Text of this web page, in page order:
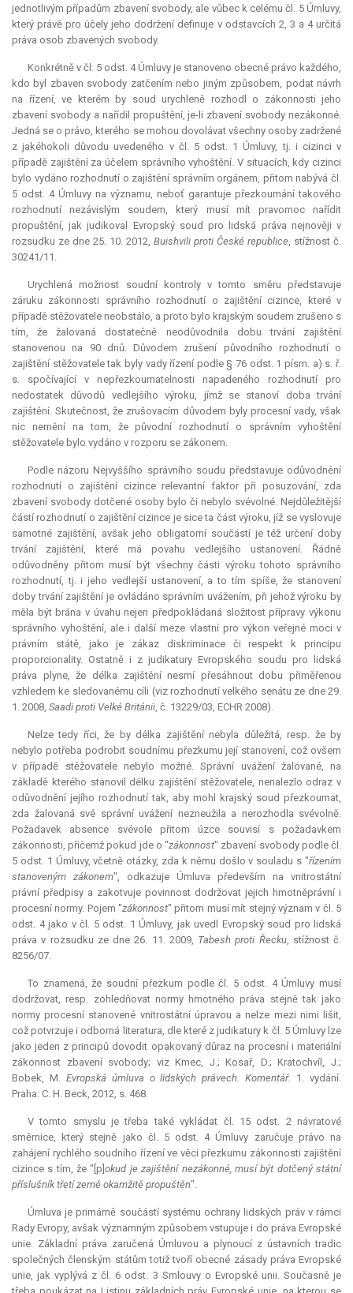
jednotlivým případům zbavení svobody, ale vůbec k celému čl. 5 Úmluvy,
který právě pro účely jeho dodržení definuje v odstavcích 2, 3 a 4 určitá
práva osob zbavených svobody.
Konkrétně v čl. 5 odst. 4 Úmluvy je stanoveno obecné právo každého,
kdo byl zbaven svobody zatčením nebo jiným způsobem, podat návrh
na řízení, ve kterém by soud urychleně rozhodl o zákonnosti jeho
zbavení svobody a nařídil propuštění, je-li zbavení svobody nezákonné.
Jedná se o právo, kterého se mohou dovolávat všechny osoby zadržené
z jakéhokoli důvodu uvedeného v čl. 5 odst. 1 Úmluvy, tj. i cizinci v
případě zajištění za účelem správního vyhoštění. V situacích, kdy cizinci
bylo vydáno rozhodnutí o zajištění správním orgánem, přitom nabývá čl.
5 odst. 4 Úmluvy na významu, neboť garantuje přezkoumání takového
rozhodnutí nezávislým soudem, který musí mít pravomoc nařídit
propuštění, jak judikoval Evropský soud pro lidská práva nejnověji v
rozsudku ze dne 25. 10. 2012, Buishvili proti České republice, stížnost č.
30241/11.
Urychlená možnost soudní kontroly v tomto směru představuje
záruku zákonnosti správního rozhodnutí o zajištění cizince, které v
případě stěžovatele neobstálo, a proto bylo krajským soudem zrušeno s
tím, že žalovaná dostatečně neodůvodnila dobu trvání zajištění
stanovenou na 90 dnů. Důvodem zrušení původního rozhodnutí o
zajištění stěžovatele tak byly vady řízení podle § 76 odst. 1 písm. a) s. ř.
s. spočívající v nepřezkoumatelnosti napadeného rozhodnutí pro
nedostatek důvodů vedlejšího výroku, jímž se stanoví doba trvání
zajištění. Skutečnost, že zrušovacím důvodem byly procesní vady, však
nic nemění na tom, že původní rozhodnutí o správním vyhoštění
stěžovatele bylo vydáno v rozporu se zákonem.
Podle názoru Nejvyššího správního soudu představuje odůvodnění
rozhodnutí o zajištění cizince relevantní faktor při posuzování, zda
zbavení svobody dotčené osoby bylo či nebylo svévolné. Nejdůležitější
částí rozhodnutí o zajištění cizince je sice ta část výroku, jíž se vyslovuje
samotné zajištění, avšak jeho obligatorní součástí je též určení doby
trvání zajištění, které má povahu vedlejšího ustanovení. Řádně
odůvodněny přitom musí být všechny části výroku tohoto správního
rozhodnutí, tj. i jeho vedlejší ustanovení, a to tím spíše, že stanovení
doby trvání zajištění je ovládáno správním uvážením, při jehož výroku by
měla být brána v úvahu nejen předpokládaná složitost přípravy výkonu
správního vyhoštění, ale i další meze vlastní pro výkon veřejné moci v
právním státě, jako je zákaz diskriminace či respekt k principu
proporcionality. Ostatně i z judikatury Evropského soudu pro lidská
práva plyne, že délka zajištění nesmí přesáhnout dobu přiměřenou
vzhledem ke sledovanému cíli (viz rozhodnutí velkého senátu ze dne 29.
1. 2008, Saadi proti Velké Británii, č. 13229/03, ECHR 2008).
Nelze tedy říci, že by délka zajištění nebyla důležitá, resp. že by
nebylo potřeba podrobit soudnímu přezkumu její stanovení, což ovšem
v případě stěžovatele nebylo možné. Správní uvážení žalované, na
základě kterého stanovil délku zajištění stěžovatele, nenalezlo odraz v
odůvodnění jejího rozhodnutí tak, aby mohl krajský soud přezkoumat,
zda žalovaná své správní uvážení nezneužila a nerozhodla svévolně.
Požadavek absence svévole přitom úzce souvisí s požadavkem
zákonnosti, přičemž pokud jde o "zákonnost" zbavení svobody podle čl.
5 odst. 1 Úmluvy, včetně otázky, zda k němu došlo v souladu s "řízením
stanoveným zákonem", odkazuje Úmluva především na vnitrostátní
právní předpisy a zakotvuje povinnost dodržovat jejich hmotněprávní i
procesní normy. Pojem "zákonnost" přitom musí mít stejný význam v čl. 5
odst. 4 jako v čl. 5 odst. 1 Úmluvy, jak uvedl Evropský soud pro lidská
práva v rozsudku ze dne 26. 11. 2009, Tabesh proti Řecku, stížnost č.
8256/07.
To znamená, že soudní přezkum podle čl. 5 odst. 4 Úmluvy musí
dodržovat, resp. zohledňovat normy hmotného práva stejně tak jako
normy procesní stanovené vnitrostátní úpravou a nelze mezi nimi lišit,
což potvrzuje i odborná literatura, dle které z judikatury k čl. 5 Úmluvy lze
jako jeden z principů dovodit opakovaný důraz na procesní i materiální
zákonnost zbavení svobody; viz Kmec, J.; Kosař, D.; Kratochvíl, J.;
Bobek, M. Evropská úmluva o lidských právech. Komentář. 1. vydání.
Praha: C. H. Beck, 2012, s. 468.
V tomto smyslu je třeba také vykládat čl. 15 odst. 2 návratové
směrnice, který stejně jako čl. 5 odst. 4 Úmluvy zaručuje právo na
zahájení rychlého soudního řízení ve věci přezkumu zákonnosti zajištění
cizince s tím, že "[p]okud je zajištění nezákonné, musí být dotčený státní
příslušník třetí země okamžitě propuštěn".
Úmluva je primárně součástí systému ochrany lidských práv v rámci
Rady Evropy, avšak významným způsobem vstupuje i do práva Evropské
unie. Základní práva zaručená Úmluvou a plynoucí z ústavních tradic
společných členským státům totiž tvoří obecné zásady práva Evropské
unie, jak vyplývá z čl. 6 odst. 3 Smlouvy o Evropské unii. Současně je